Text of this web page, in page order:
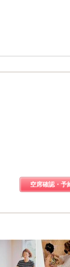
空席確認・予